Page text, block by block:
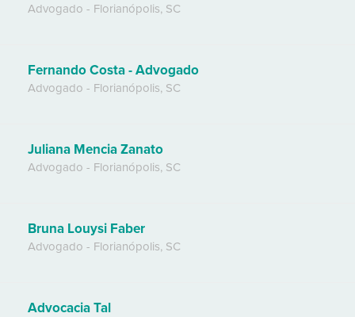
Advogado - Florianópolis, SC
Fernando Costa - Advogado
Advogado - Florianópolis, SC
Juliana Mencia Zanato
Advogado - Florianópolis, SC
Bruna Louysi Faber
Advogado - Florianópolis, SC
Advocacia Tal